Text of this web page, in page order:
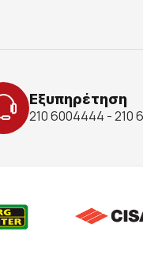
Εξυπηρέτηση
210 6004444 - 210